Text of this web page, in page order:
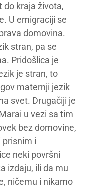
do kraja života,
U emigraciji se
domovina.
stran, pa se
Pridošlica je
je stran, to
maternji jezik
svet. Drugačiji je
u vezi sa tim
bez domovine,
prisnim i
neki površni
izdaju, ili da mu
ničemu i nikamo